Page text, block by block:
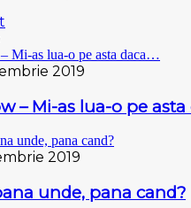
2019
– Mi-as lua-o pe asta
2019
unde, pana cand?